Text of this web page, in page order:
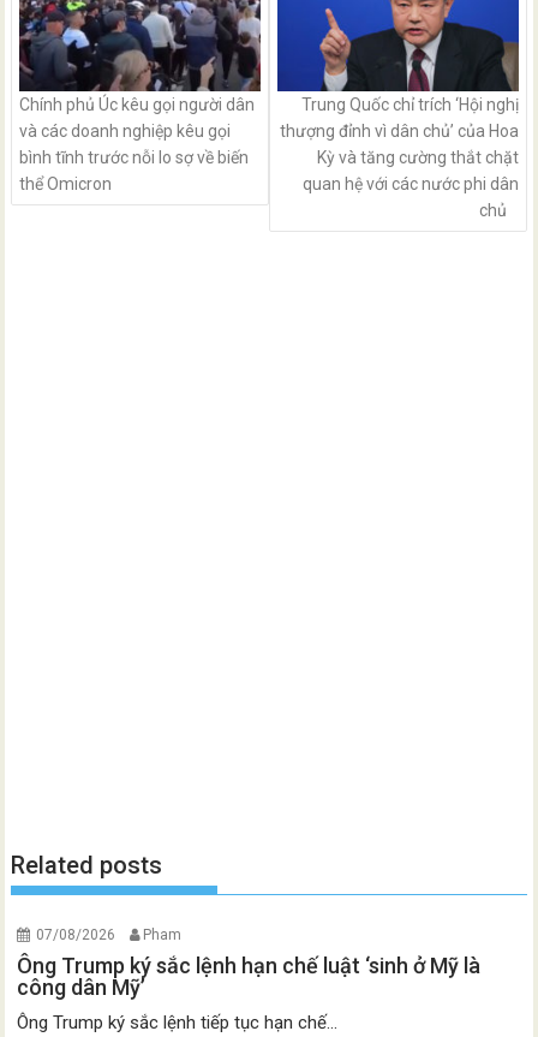
Chính phủ Úc kêu gọi người dân
và các doanh nghiệp kêu gọi
bình tĩnh trước nỗi lo sợ về biến
thể Omicron
Trung Quốc chỉ trích ‘Hội nghị
thượng đỉnh vì dân chủ’ của Hoa
Kỳ và tăng cường thắt chặt
quan hệ với các nước phi dân
chủ
Related posts
07/08/2026 Pham
Ông Trump ký sắc lệnh hạn chế luật ‘sinh ở Mỹ là
công dân Mỹ’
Ông Trump ký sắc lệnh tiếp tục hạn chế...